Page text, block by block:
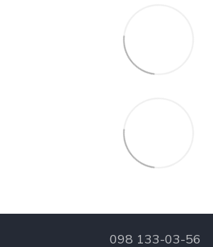
098 133-03-56